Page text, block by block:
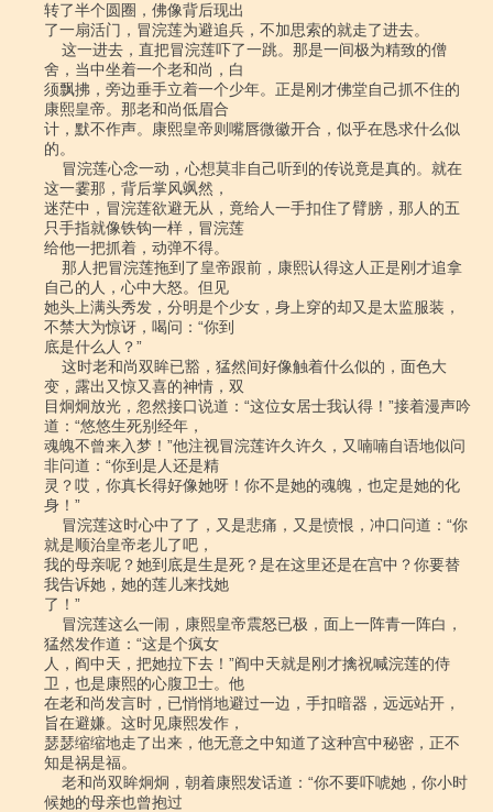
转了半个圆圈，佛像背后现出
了一扇活门，冒浣莲为避追兵，不加思索的就走了进去。
舍，当中坐着一个老和尚，白
须飘拂，旁边垂手立着一个少年。正是刚才佛堂自己抓不住的
康熙皇帝。那老和尚低眉合
计，默不作声。康熙皇帝则嘴唇微徽开合，似乎在恳求什么似
的。
这一霎那，背后掌风飒然，
迷茫中，冒浣莲欲避无从，竟给人一手扣住了臂膀，那人的五
只手指就像铁钩一样，冒浣莲
给他一把抓着，动弹不得。
自己的人，心中大怒。但见
她头上满头秀发，分明是个少女，身上穿的却又是太监服装，
不禁大为惊讶，喝问：“你到
底是什么人？”
变，露出又惊又喜的神情，双
目炯炯放光，忽然接口说道：“这位女居士我认得！”接着漫声吟
道：“悠悠生死别经年，
魂魄不曾来入梦！”他注视冒浣莲许久许久，又喃喃自语地似问
非问道：“你到是人还是精
灵？哎，你真长得好像她呀！你不是她的魂魄，也定是她的化
身！”
就是顺治皇帝老儿了吧，
我的母亲呢？她到底是生是死？是在这里还是在宫中？你要替
我告诉她，她的莲儿来找她
了！”
猛然发作道：“这是个疯女
人，阎中天，把她拉下去！”阎中天就是刚才擒祝喊浣莲的侍
卫，也是康熙的心腹卫士。他
在老和尚发言时，已悄悄地避过一边，手扣暗器，远远站开，
旨在避嫌。这时见康熙发作，
瑟瑟缩缩地走了出来，他无意之中知道了这种宫中秘密，正不
知是祸是福。
候她的母亲也曾抱过